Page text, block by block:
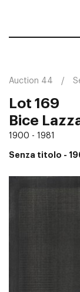
Auction 44
Lot 169
Bice
1900 - 1981
Senza titolo -